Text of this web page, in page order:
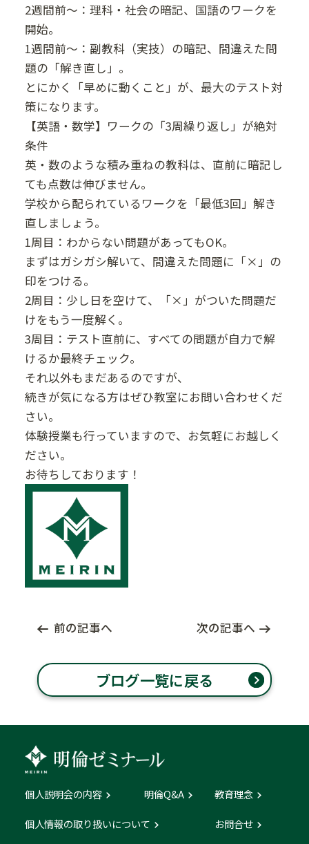
2週間前～：理科・社会の暗記、国語のワークを
開始。
1週間前～：副教科（実技）の暗記、間違えた問
題の「解き直し」。
とにかく「早めに動くこと」が、最大のテスト対
策になります。
【英語・数学】ワークの「3周繰り返し」が絶対
条件
英・数のような積み重ねの教科は、直前に暗記し
ても点数は伸びません。
学校から配られているワークを「最低3回」解き
直しましょう。
1周目：わからない問題があってもOK。
まずはガシガシ解いて、間違えた問題に「×」の
印をつける。
2周目：少し日を空けて、「×」がついた問題だ
けをもう一度解く。
3周目：テスト直前に、すべての問題が自力で解
けるか最終チェック。
それ以外もまだあるのですが、
続きが気になる方はぜひ教室にお問い合わせくだ
さい。
体験授業も行っていますので、お気軽にお越しく
ださい。
お待ちしております！
前の記事へ 次の記事へ
ブログ一覧に戻る
個人説明会の内容 明倫Q&A 教育理念
個人情報の取り扱いについて お問合せ